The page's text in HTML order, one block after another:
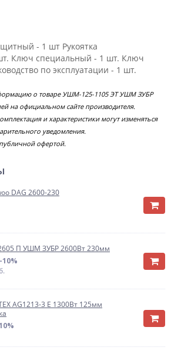
- 1 шт Рукоятка
Ключ специальный - 1 шт. Ключ
по эксплуатации - 1 шт.
о товаре УШМ-125-1105 ЭТ УШМ ЗУБР
на официальном сайте производителя.
и характеристики могут изменяться
уведомления.
офертой.
DAG 2600-230
П УШМ ЗУБР 2600Вт 230мм
-10%
AG1213-3 E 1300Вт 125мм